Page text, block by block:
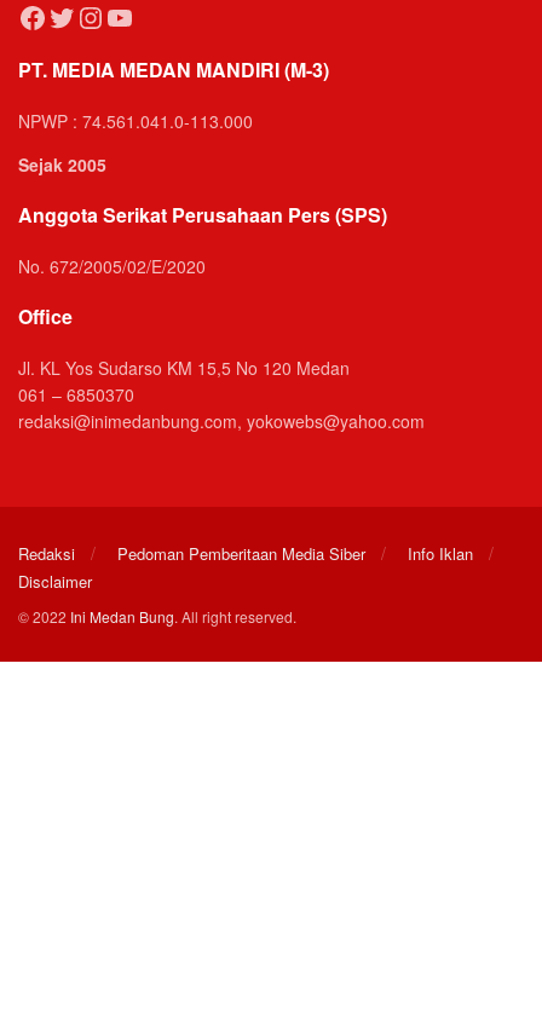
Facebook
Twitter
Instagram
YouTube
PT. MEDIA MEDAN MANDIRI (M-3)
NPWP : 74.561.041.0-113.000
Sejak 2005
Anggota Serikat Perusahaan Pers (SPS)
No. 672/2005/02/E/2020
Office
Jl. KL Yos Sudarso KM 15,5 No 120 Medan
061 – 6850370
redaksi@inimedanbung.com, yokowebs@yahoo.com
Redaksi Pedoman Pemberitaan Media Siber
Info Iklan
Disclaimer
© 2022 Ini Medan Bung. All right reserved.